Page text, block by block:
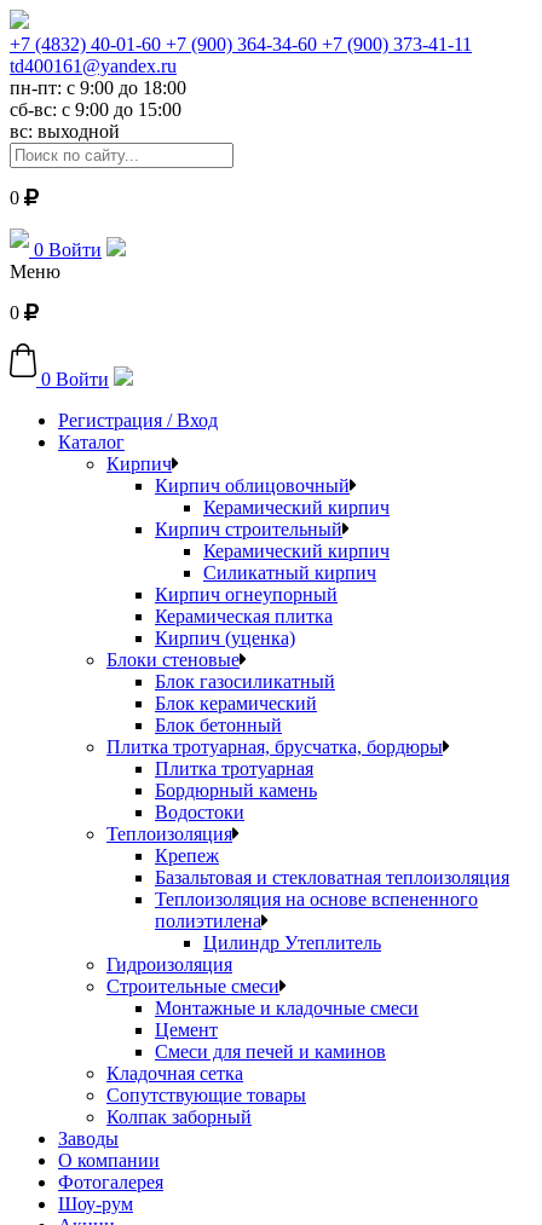
+7 (4832) 40-01-60 +7 (900) 364-34-60 +7 (900) 373-41-11
td400161@yandex.ru
пн-пт: с 9:00 до 18:00
сб-вс: с 9:00 до 15:00
вс: выходной
0
0 Войти
Меню
0
0 Войти
Регистрация / Вход
Каталог
Кирпич
Кирпич облицовочный
Керамический кирпич
Кирпич строительный
Керамический кирпич
Силикатный кирпич
Кирпич огнеупорный
Керамическая плитка
Кирпич (уценка)
Блоки стеновые
Блок газосиликатный
Блок керамический
Блок бетонный
Плитка тротуарная, брусчатка, бордюры
Плитка тротуарная
Бордюрный камень
Водостоки
Теплоизоляция
Крепеж
Базальтовая и стекловатная теплоизоляция
Теплоизоляция на основе вспененного
полиэтилена
Цилиндр Утеплитель
Гидроизоляция
Строительные смеси
Монтажные и кладочные смеси
Цемент
Смеси для печей и каминов
Кладочная сетка
Сопутствующие товары
Колпак заборный
Заводы
О компании
Фотогалерея
Шоу-рум